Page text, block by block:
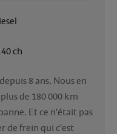
ch
8 ans. Nous en
de 180 000 km
Et ce n'était pas
de frein qui c'est